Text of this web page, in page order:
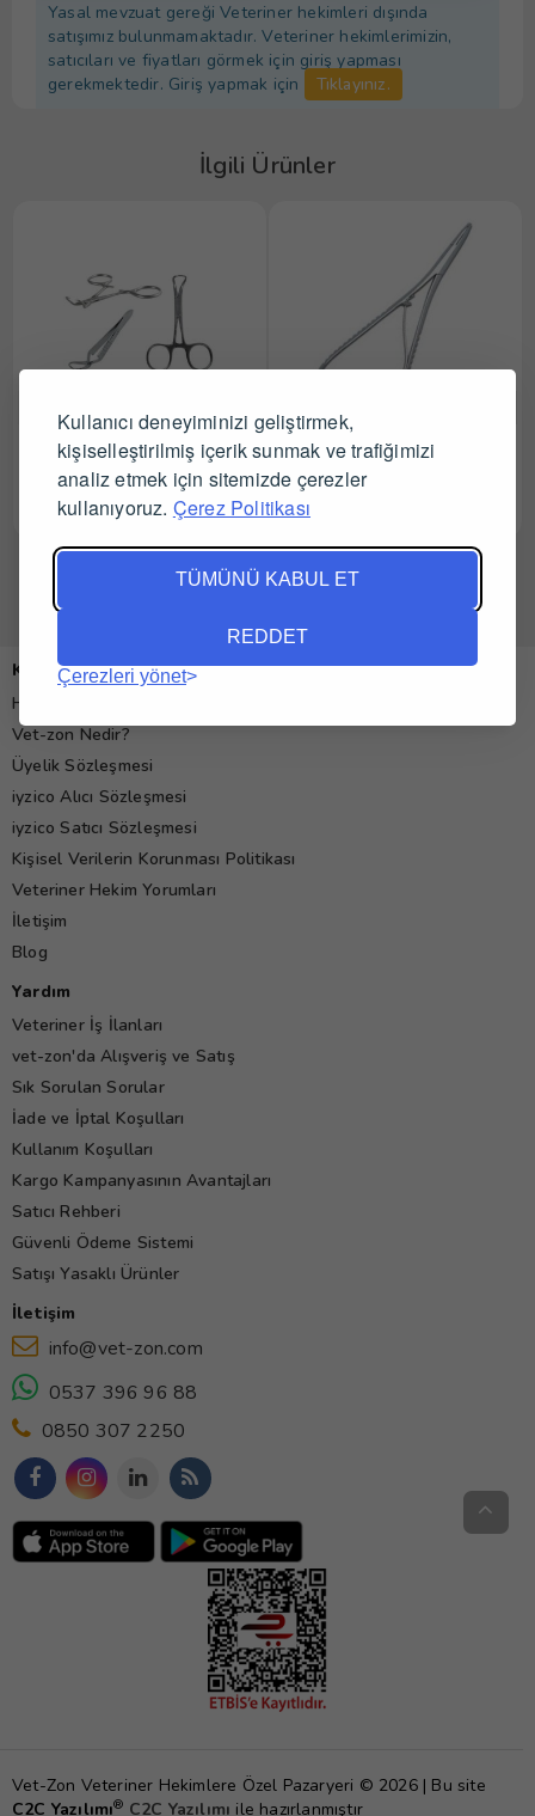
Kullanıcı deneyiminizi geliştirmek,
kişiselleştirilmiş içerik sunmak ve trafiğimizi
analiz etmek için sitemizde çerezler
kullanıyoruz. Çerez Politikası
TÜMÜNÜ KABUL ET
REDDET
Çerezleri yönet
Yasal mevzuat gereği Veteriner hekimleri dışında
satışımız bulunmamaktadır. Veteriner hekimlerimizin,
satıcıları ve fiyatları görmek için giriş yapması
gerekmektedir. Giriş yapmak için
Tıklayınız.
İlgili Ürünler
Kruuse Serviyet Pensi 13
cm Backhaus Model
Tüm Satıcıları Gör
Mathieu Portegü 14 cm
Kurumsal
Hakkımızda
Vet-zon Nedir?
Üyelik Sözleşmesi
iyzico Alıcı Sözleşmesi
iyzico Satıcı Sözleşmesi
Kişisel Verilerin Korunması Politikası
Veteriner Hekim Yorumları
İletişim
Blog
Yardım
Veteriner İş İlanları
vet-zon'da Alışveriş ve Satış
Sık Sorulan Sorular
İade ve İptal Koşulları
Kullanım Koşulları
Kargo Kampanyasının Avantajları
Satıcı Rehberi
Güvenli Ödeme Sistemi
Satışı Yasaklı Ürünler
İletişim
info@vet-zon.com
0537 396 96 88
0850 307 2250
Vet-Zon Veteriner Hekimlere Özel Pazaryeri © 2026 | Bu site
C2C Yazılımı® C2C Yazılımı ile hazırlanmıştır